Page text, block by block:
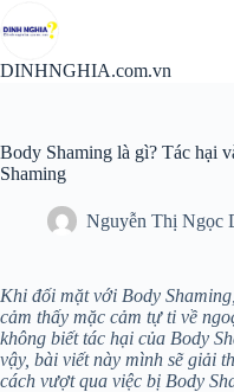
đến
nội
DINHNGHIA.com.vn
Body Shaming là gì? Tác hại
Shaming
Nguyễn Thị Ngọc
Khi đối mặt với Body
cảm thấy mặc cảm tự ti về
không biết tác hại của Body
vậy, bài viết này mình sẽ giải
cách vượt qua việc bị Body